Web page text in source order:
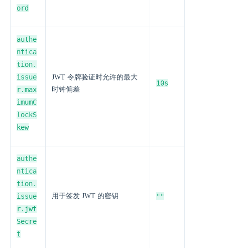
ord
authe
ntica
tion.
issue
r.max
imumC
lockS
kew
JWT 令牌验证时允许的最大
时钟偏差
10s
authe
ntica
tion.
issue
r.jwt
Secre
t
用于签发 JWT 的密钥 ""